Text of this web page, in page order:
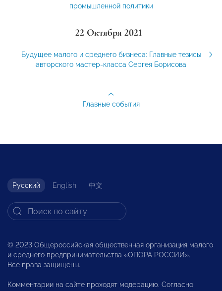
промышленной политики
22 Октября 2021
Будущее малого и среднего бизнеса: Главные тезисы
авторского мастер-класса Сергея Борисова
Главные события
Русский English 中文
© 2023 Общероссийская общественная организация малого
и среднего предпринимательства «ОПОРА РОССИИ».
Все права защищены.
Комментарии на сайте проходят модерацию. Согласно